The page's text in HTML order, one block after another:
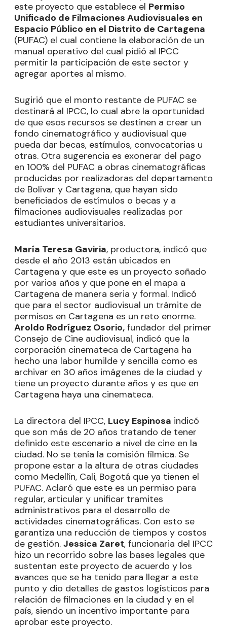
este proyecto que establece el Permiso
Unificado de Filmaciones Audiovisuales en
Espacio Público en el Distrito de Cartagena
(PUFAC) el cual contiene la elaboración de un
manual operativo del cual pidió al IPCC
permitir la participación de este sector y
agregar aportes al mismo.
Sugirió que el monto restante de PUFAC se
destinará al IPCC, lo cual abre la oportunidad
de que esos recursos se destinen a crear un
fondo cinematográfico y audiovisual que
pueda dar becas, estímulos, convocatorias u
otras. Otra sugerencia es exonerar del pago
en 100% del PUFAC a obras cinematográficas
producidas por realizadoras del departamento
de Bolívar y Cartagena, que hayan sido
beneficiados de estímulos o becas y a
filmaciones audiovisuales realizadas por
estudiantes universitarios.
María Teresa Gaviria, productora, indicó que
desde el año 2013 están ubicados en
Cartagena y que este es un proyecto soñado
por varios años y que pone en el mapa a
Cartagena de manera seria y formal. Indicó
que para el sector audiovisual un trámite de
permisos en Cartagena es un reto enorme.
Aroldo Rodríguez Osorio, fundador del primer
Consejo de Cine audiovisual, indicó que la
corporación cinemateca de Cartagena ha
hecho una labor humilde y sencilla como es
archivar en 30 años imágenes de la ciudad y
tiene un proyecto durante años y es que en
Cartagena haya una cinemateca.
La directora del IPCC, Lucy Espinosa indicó
que son más de 20 años tratando de tener
definido este escenario a nivel de cine en la
ciudad. No se tenía la comisión fílmica. Se
propone estar a la altura de otras ciudades
como Medellín, Cali, Bogotá que ya tienen el
PUFAC. Aclaró que este es un permiso para
regular, articular y unificar tramites
administrativos para el desarrollo de
actividades cinematográficas. Con esto se
garantiza una reducción de tiempos y costos
de gestión. Jessica Zaret, funcionaria del IPCC
hizo un recorrido sobre las bases legales que
sustentan este proyecto de acuerdo y los
avances que se ha tenido para llegar a este
punto y dio detalles de gastos logísticos para
relación de filmaciones en la ciudad y en el
país, siendo un incentivo importante para
aprobar este proyecto.